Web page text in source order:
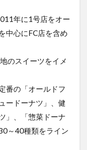
年に1号店をオー
中心にFC店を含め
のスイーツをイメ
番の「オールドフ
ードーナツ」、健
」、「惣菜ドーナ
～40種類をライン